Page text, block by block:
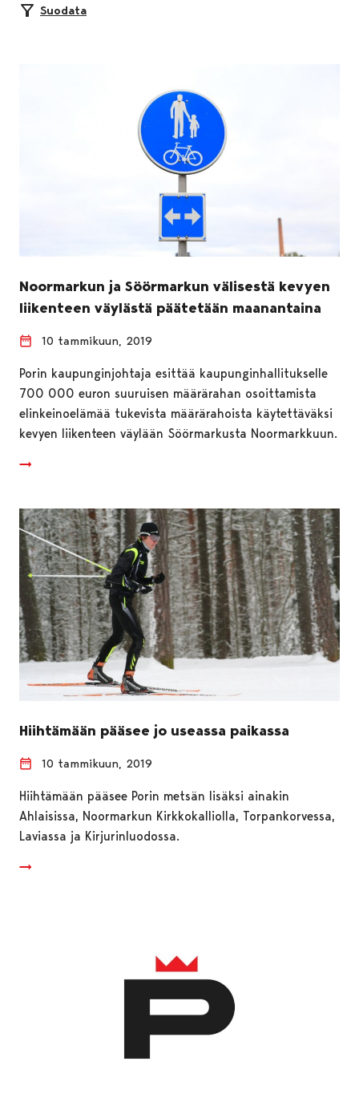
Suodata
Noormarkun ja Söörmarkun välisestä kevyen
liikenteen väylästä päätetään maanantaina
10 tammikuun, 2019
Porin kaupunginjohtaja esittää kaupunginhallitukselle
700 000 euron suuruisen määrärahan osoittamista
elinkeinoelämää tukevista määrärahoista käytettäväksi
kevyen liikenteen väylään Söörmarkusta Noormarkkuun.
Hiihtämään pääsee jo useassa paikassa
10 tammikuun, 2019
Hiihtämään pääsee Porin metsän lisäksi ainakin
Ahlaisissa, Noormarkun Kirkkokalliolla, Torpankorvessa,
Laviassa ja Kirjurinluodossa.